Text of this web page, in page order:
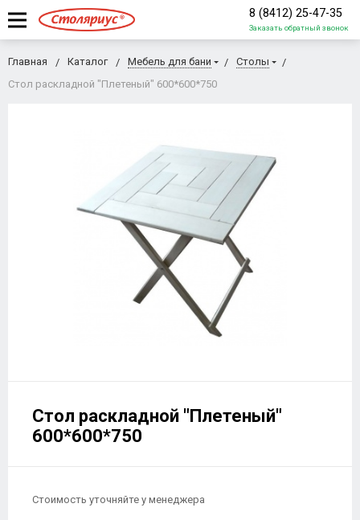
8 (8412) 25-47-35
Заказать обратный звонок
Главная Каталог Мебель для бани
Столы
Стол раскладной "Плетеный" 600*600*750
Стол раскладной "Плетеный"
600*600*750
Стоимость уточняйте у менеджера